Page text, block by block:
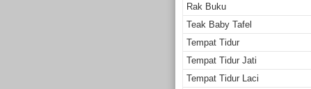
Rak Buku
Teak Baby Tafel
Tempat Tidur
Tempat Tidur Jati
Tempat Tidur Laci